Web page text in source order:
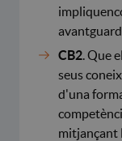
CB2. Que
seus
d'una
mitjançant